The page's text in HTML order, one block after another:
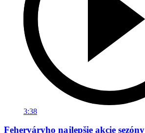
3:38
Feherváryho najlepšie akcie sezóny